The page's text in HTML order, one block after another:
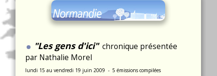
. "Les gens d'ici"chronique présentée
par Nathalie Morel
lundi 15 au vendredi 19 juin 2009 - 5 émissions compilées